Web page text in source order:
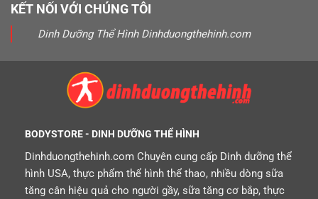
KẾT NỐI VỚI CHÚNG TÔI
Dinh Dưỡng Thể Hình Dinhduongthehinh.com
BODYSTORE - DINH DƯỠNG THỂ HÌNH
Dinhduongthehinh.com Chuyên cung cấp Dinh dưỡng thể
hình USA, thực phẩm thể hình thể thao, nhiều dòng sữa
tăng cân hiệu quả cho người gầy, sữa tăng cơ bắp, thực